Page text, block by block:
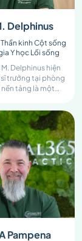
Delphinus
Thần kinh Cột sống
Y học Lối sống
M. Delphinus hiện
trưởng tại phòng
tảng là một
và chuyên gia về y
với hơn 40 năm
phong phú trong
liệu Thần kinh Cột
Y học Thiên
Phục hồi
Y học Lối sống.
Pampena